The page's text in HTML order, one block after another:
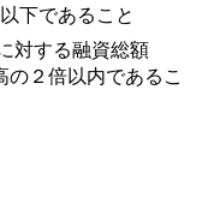
下であること
対する融資総額
の ２ 倍以内であるこ